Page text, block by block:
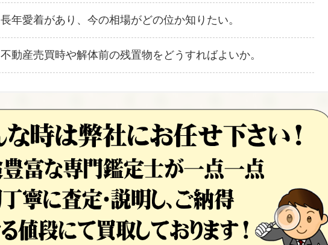
長年愛着があり、今の相場がどの位か知りたい。
不動産売買時や解体前の残置物をどうすればよいか。